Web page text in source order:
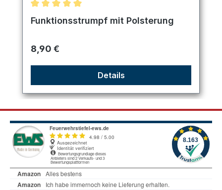
Durchschnittliche Bewertung von 5 von 5 Sternen
Funktionsstrumpf mit Polsterung
Regulärer Preis:
8,90 €
Details